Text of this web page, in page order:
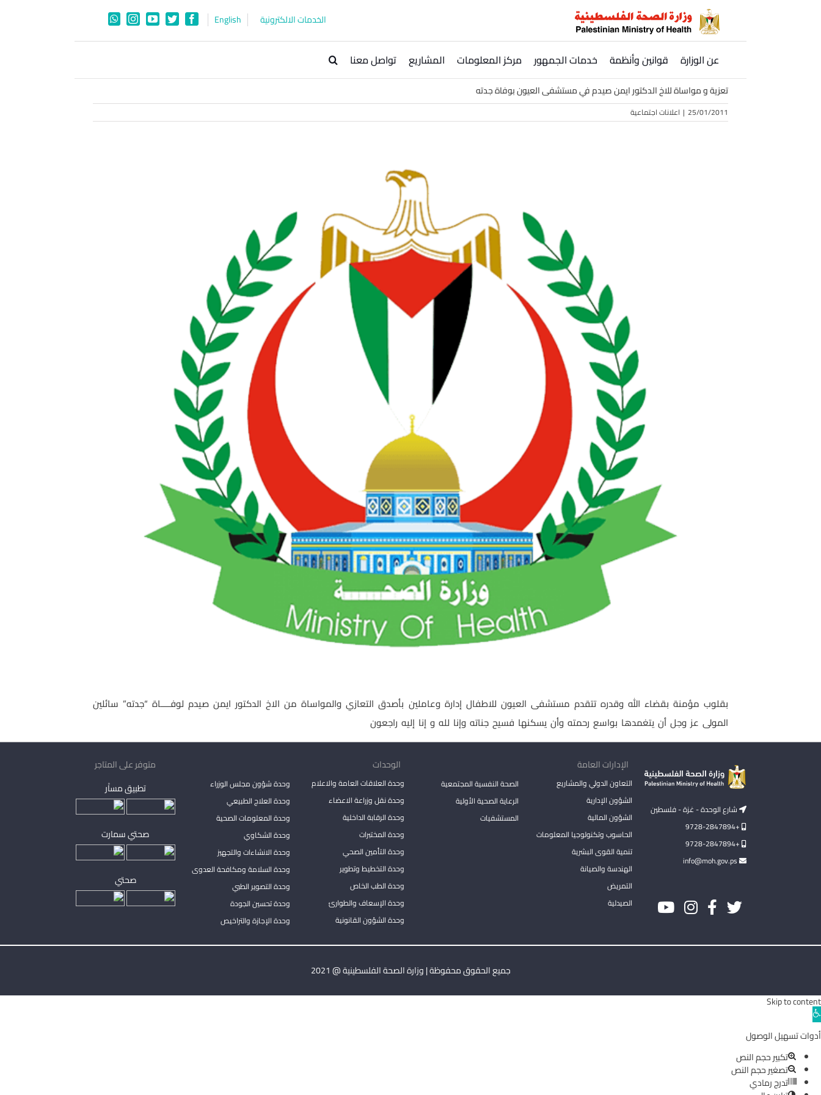
الخدمات الالكترونية English
Facebook
Twitter
YouTube
Instagram
WhatsApp
عن الوزارة قوانين وأنظمة خدمات الجمهور مركز المعلومات المشاريع تواصل معنا
تعزية و مواساة للاخ الدكتور ايمن صيدم في مستشفى العيون بوفاة جدته
25/01/2011
| اعلانات اجتماعية
بقلوب مؤمنة بقضاء الله وقدره تتقدم مستشفى العيون للاطفال إدارة وعاملين بأصدق التعازي والمواساة من الاخ الدكتور ايمن صيدم لوفــــاة “جدته” سائلين
المولى عز وجل أن يتغمدها بواسع رحمته وأن يسكنها فسيح جناته وإنا لله و إنا إليه راجعون
شارع الوحدة - غزة - فلسطين
+9728-2847894
+9728-2847894
الإدارات العامة
التعاون الدولي والمشاريع
الشؤون الإدارية
الشؤون المالية
الحاسوب وتكنولوجيا المعلومات
تنمية القوى البشرية
الهندسة والصيانة
التمريض
الصيدلية
الصحة النفسية المجتمعية
الرعاية الصحية الأولية
المستشفيات
الوحدات
وحدة العلاقات العامة والاعلام
وحدة نقل وزراعة الاعضاء
وحدة الرقابة الداخلية
وحدة المختبرات
وحدة التأمين الصحي
وحدة التخطيط وتطوير
وحدة الطب الخاص
وحدة الإسعاف والطوارئ
وحدة الشؤون القانونية
وحدة شؤون مجلس الوزراء
وحدة العلاج الطبيعي
وحدة المعلومات الصحية
وحدة الشكاوي
وحدة الانشاءات والتجهيز
وحدة السلامة ومكافحة العدوى
وحدة التصوير الطبي
وحدة تحسين الجودة
وحدة الإجازة والتراخيص
متوفر على المتاجر
تطبيق مساْر
صحتي سمارت
صحتي
جميع الحقوق محفوظة | وزارة الصحة الفلسطينية @ 2021
Skip to content
Open
toolbar
أدوات تسهيل الوصول
تكبير حجم النص
تصغير حجم النص
تدرج رمادي